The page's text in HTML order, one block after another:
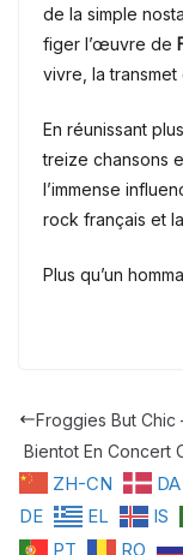
de la simple
figer l’œuvre de
vivre, la
En réunissant
treize chansons
l’immense
rock français et
Plus qu’un
Froggies But Chic
Bientot En Concert
ZH-CN DA
DE
EL IS
PT
RO